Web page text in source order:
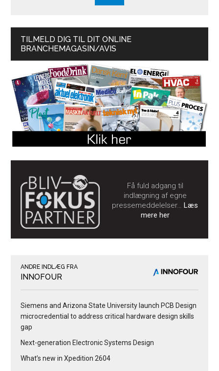
TILMELD DIG TIL DIT ONLINE
BRANCHEMAGASIN/AVIS
Få fuld adgang til
indlægning af egne
pressemeddelelser…Læs
mere her
ANDRE INDLÆG FRA
INNOFOUR
Siemens and Arizona State University launch PCB Design
microcredential to address critical hardware design skills
gap
Next-generation Electronic Systems Design
What’s new in Xpedition 2604